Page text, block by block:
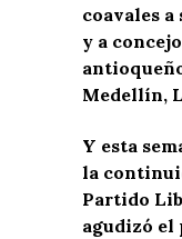
coavales
y a
Medellín,
Y esta
la
Partido
agudizó el